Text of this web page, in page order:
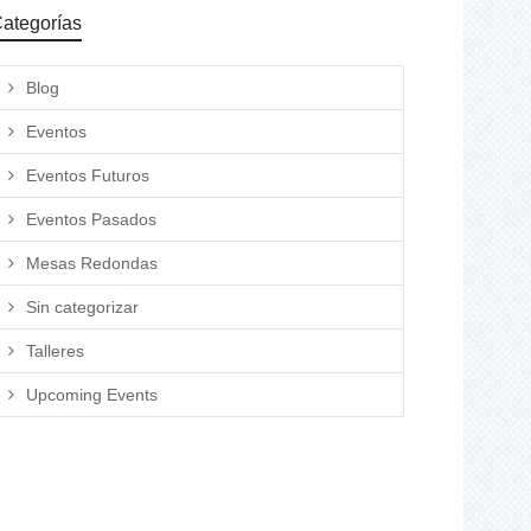
Blog
Eventos
Eventos Futuros
Eventos Pasados
Mesas Redondas
Sin categorizar
Talleres
Upcoming Events